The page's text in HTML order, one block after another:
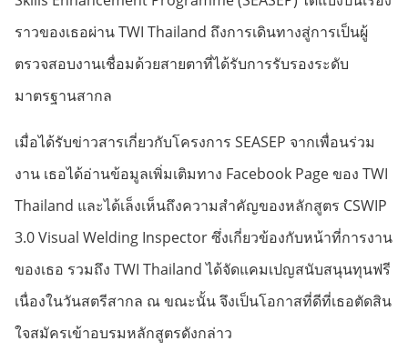
ราวของเธอผ่าน TWI Thailand ถึงการเดินทางสู่การเป็นผู้
ตรวจสอบงานเชื่อมด้วยสายตาที่ได้รับการรับรองระดับ
มาตรฐานสากล
เมื่อได้รับข่าวสารเกี่ยวกับโครงการ SEASEP จากเพื่อนร่วม
งาน เธอได้อ่านข้อมูลเพิ่มเติมทาง Facebook Page ของ TWI
Thailand และได้เล็งเห็นถึงความสำคัญของหลักสูตร CSWIP
3.0 Visual Welding Inspector ซึ่งเกี่ยวข้องกับหน้าที่การงาน
ของเธอ รวมถึง TWI Thailand ได้จัดแคมเปญสนับสนุนทุนฟรี
เนื่องในวันสตรีสากล ณ ขณะนั้น จึงเป็นโอกาสที่ดีที่เธอตัดสิน
ใจสมัครเข้าอบรมหลักสูตรดังกล่าว